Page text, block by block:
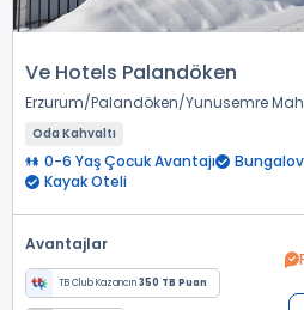
Ve Hotels Palandöken
Erzurum Palandöken Yunusemre
Oda Kahvaltı
0-6 Yaş Çocuk Avantajı
Kayak Oteli
Avantajlar
TB Club Kazancın350 TB Puan